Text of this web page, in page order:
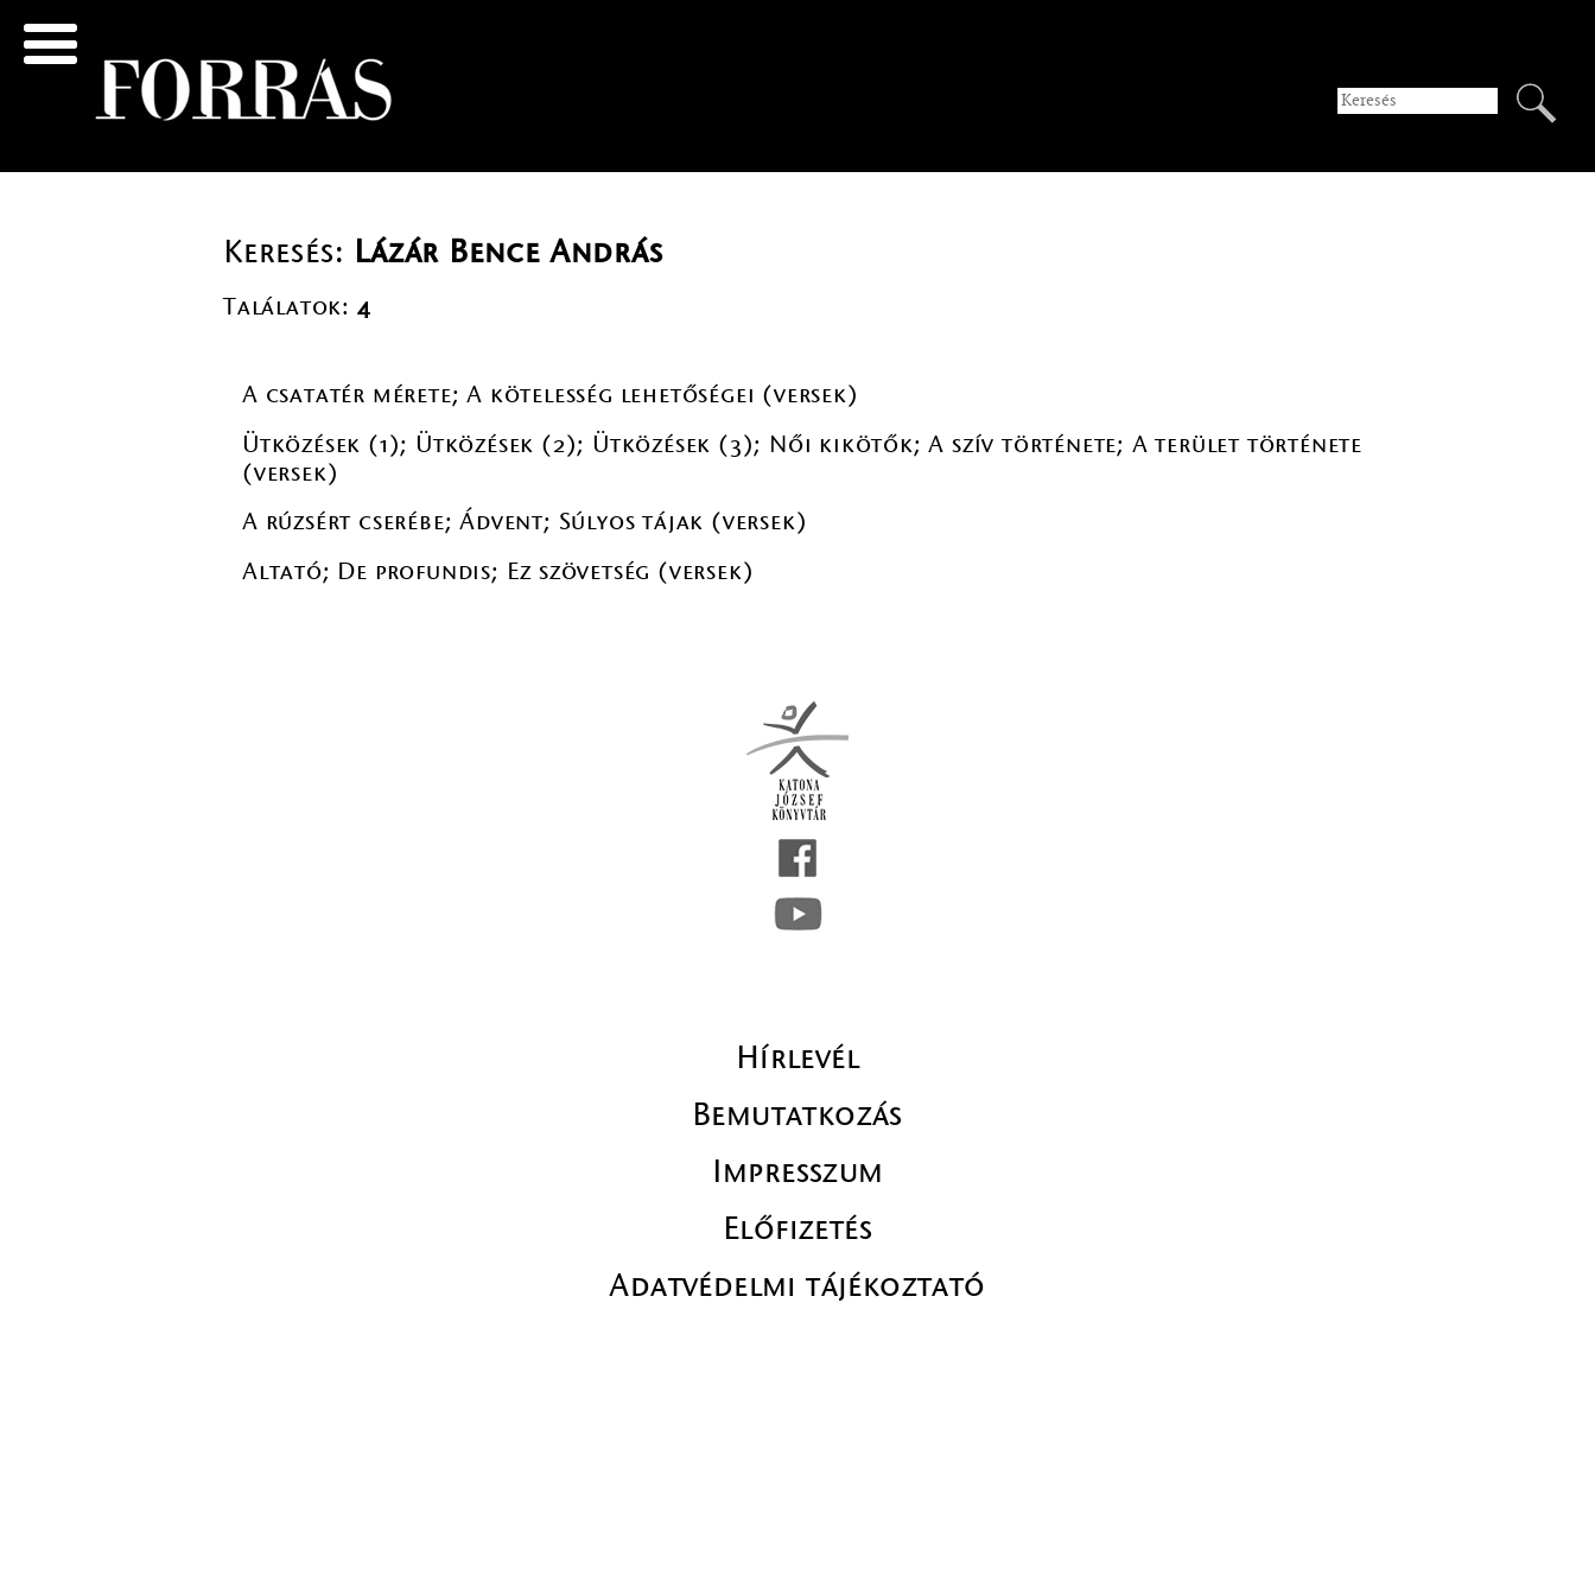
Keresés: Lázár Bence András
Találatok: 4
A csatatér mérete; A kötelesség lehetőségei (versek)
Ütközések (1); Ütközések (2); Ütközések (3); Női kikötők; A szív története; A terület története
(versek)
A rúzsért cserébe; Ádvent; Súlyos tájak (versek)
Altató; De profundis; Ez szövetség (versek)
Hírlevél
Bemutatkozás
Impresszum
Előfizetés
Adatvédelmi tájékoztató